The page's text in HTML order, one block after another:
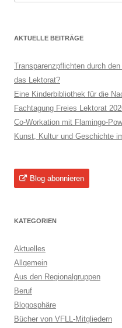
AKTUELLE BEITRÄGE
Transparenzpflichten durch
das Lektorat?
Eine Kinderbibliothek für die
Fachtagung Freies Lektorat
Co-Workation mit Flamingo-
Kunst, Kultur und Geschichte
Blog abonnieren
KATEGORIEN
Aktuelles
Allgemein
Aus den Regionalgruppen
Beruf
Blogosphäre
Bücher von VFLL-Mitgliedern